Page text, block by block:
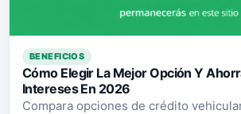
BENEFICIOS
Cómo Elegir La Mejor Opción Y
Intereses En 2026
Compara opciones de crédito